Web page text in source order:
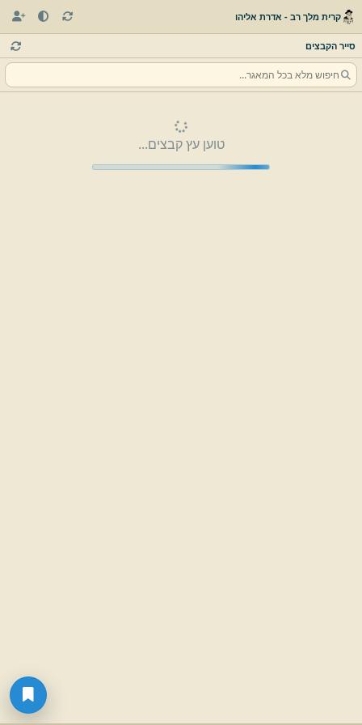
קרית מלך רב - אדרת אליהו
סייר הקבצים
טוען עץ קבצים...